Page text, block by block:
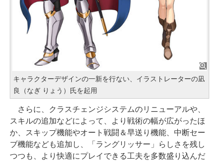
キャラクターデザインの一新を行ない、イラストレーターの凪
良（なぎ りょう）氏を起用
さらに、クラスチェンジシステムのリニューアルや、
スキルの追加などによって、より戦術の幅が広がったほ
か、スキップ機能やオート戦闘＆早送り機能、中断セー
ブ機能なども追加し、「ラングリッサー」らしさを残し
つつも、より快適にプレイできる工夫を多数盛り込んだ